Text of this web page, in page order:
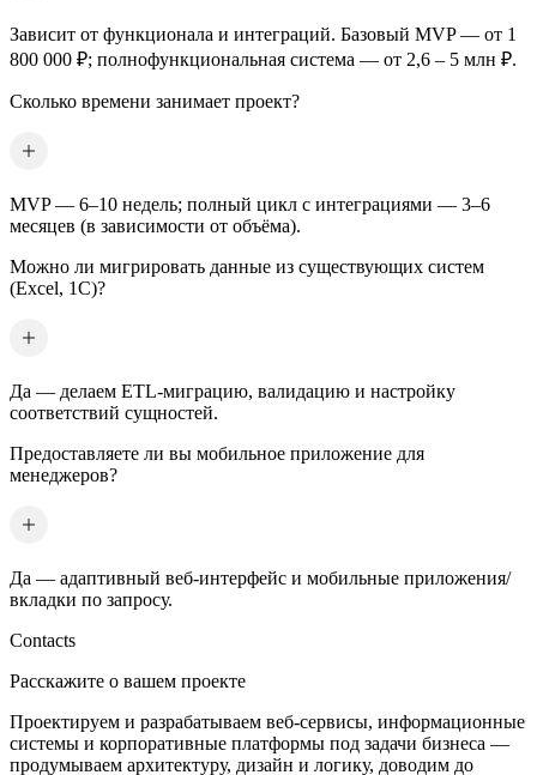
Зависит от функционала и интеграций. Базовый MVP — от 1
800 000 ₽; полнофункциональная система — от 2,6 – 5 млн ₽.
Сколько времени занимает проект?
MVP — 6–10 недель; полный цикл с интеграциями — 3–6
месяцев (в зависимости от объёма).
Можно ли мигрировать данные из существующих систем
(Excel, 1С)?
Да — делаем ETL-миграцию, валидацию и настройку
соответствий сущностей.
Предоставляете ли вы мобильное приложение для
менеджеров?
Да — адаптивный веб-интерфейс и мобильные приложения/
вкладки по запросу.
Contacts
Расскажите о вашем проекте
Проектируем и разрабатываем веб-сервисы, информационные
системы и корпоративные платформы под задачи бизнеса —
продумываем архитектуру, дизайн и логику, доводим до